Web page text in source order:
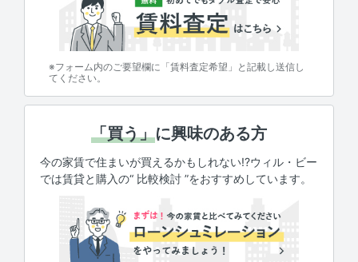
※フォーム内のご要望欄に「賃料査定希望」と記載し送信し
てください。
「買う」に興味のある方
今の家賃で住まいが買えるかもしれない!?ウィル・ビー
では賃貸と購入の“ 比較検討 ”をおすすめしています。